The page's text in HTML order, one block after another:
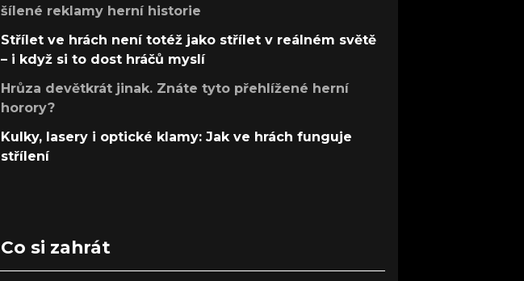
šílené reklamy herní historie
Střílet ve hrách není totéž jako střílet v reálném světě
– i když si to dost hráčů myslí
Hrůza devětkrát jinak. Znáte tyto přehlížené herní
horory?
Kulky, lasery i optické klamy: Jak ve hrách funguje
střílení
Co si zahrát